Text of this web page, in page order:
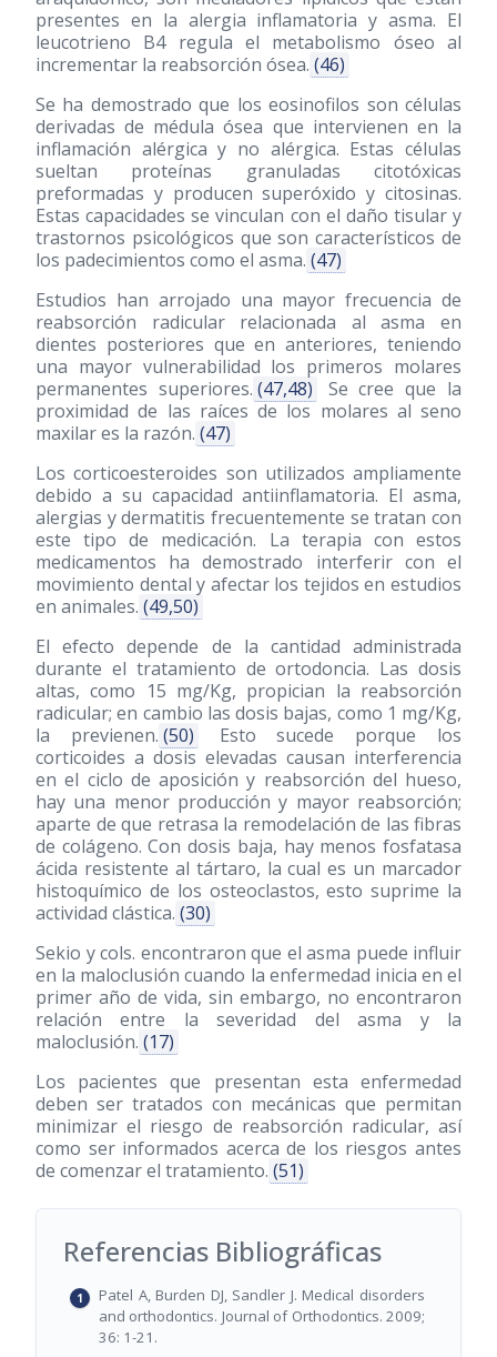
presentes en la alergia inflamatoria y asma. El
leucotrieno B4 regula el metabolismo óseo al
incrementar la reabsorción ósea. (46)
Se ha demostrado que los eosinofilos son células
derivadas de médula ósea que intervienen en la
inflamación alérgica y no alérgica. Estas células
sueltan proteínas granuladas citotóxicas
preformadas y producen superóxido y citosinas.
Estas capacidades se vinculan con el daño tisular y
trastornos psicológicos que son característicos de
los padecimientos como el asma. (47)
Estudios han arrojado una mayor frecuencia de
reabsorción radicular relacionada al asma en
dientes posteriores que en anteriores, teniendo
una mayor vulnerabilidad los primeros molares
permanentes superiores. (47,48)
Se cree que la
proximidad de las raíces de los molares al seno
maxilar es la razón. (47)
Los corticoesteroides son utilizados ampliamente
debido a su capacidad antiinflamatoria. El asma,
alergias y dermatitis frecuentemente se tratan con
este tipo de medicación. La terapia con estos
medicamentos ha demostrado interferir con el
movimiento dental y afectar los tejidos en estudios
en animales. (49,50)
El efecto depende de la cantidad administrada
durante el tratamiento de ortodoncia. Las dosis
altas, como 15 mg/Kg, propician la reabsorción
radicular; en cambio las dosis bajas, como 1 mg/Kg,
la previenen. (50)
Esto sucede porque los
corticoides a dosis elevadas causan interferencia
en el ciclo de aposición y reabsorción del hueso,
hay una menor producción y mayor reabsorción;
aparte de que retrasa la remodelación de las fibras
de colágeno. Con dosis baja, hay menos fosfatasa
ácida resistente al tártaro, la cual es un marcador
histoquímico de los osteoclastos, esto suprime la
actividad clástica. (30)
Sekio y cols. encontraron que el asma puede influir
en la maloclusión cuando la enfermedad inicia en el
primer año de vida, sin embargo, no encontraron
relación entre la severidad del asma y la
maloclusión. (17)
Los pacientes que presentan esta enfermedad
deben ser tratados con mecánicas que permitan
minimizar el riesgo de reabsorción radicular, así
como ser informados acerca de los riesgos antes
de comenzar el tratamiento. (51)
Referencias Bibliográficas
Patel A, Burden DJ, Sandler J. Medical disorders
and orthodontics. Journal of Orthodontics. 2009;
36: 1-21.